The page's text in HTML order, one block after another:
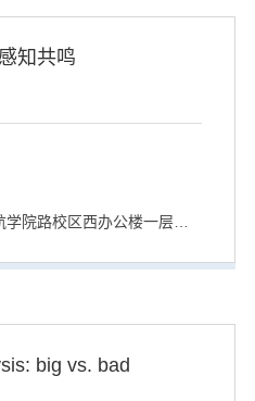
知共鸣
北航高研学术坊（北航学院路校区西办公楼一层）
big vs. bad